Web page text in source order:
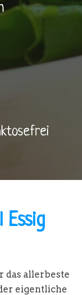
Essig
allerbeste
eigentliche